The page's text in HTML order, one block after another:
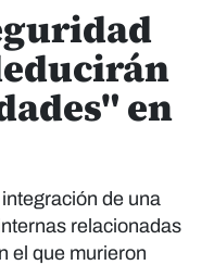
en
de una
relacionadas
el que murieron